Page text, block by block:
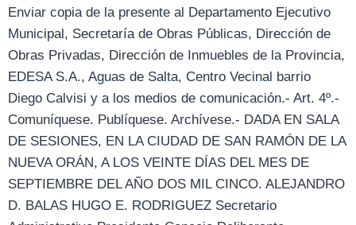
Enviar copia de la presente al Departamento Ejecutivo
Municipal, Secretaría de Obras Públicas, Dirección de
Obras Privadas, Dirección de Inmuebles de la Provincia,
EDESA S.A., Aguas de Salta, Centro Vecinal barrio
Diego Calvisi y a los medios de comunicación.- Art. 4º.-
Comuníquese. Publíquese. Archívese.- DADA EN SALA
DE SESIONES, EN LA CIUDAD DE SAN RAMÓN DE LA
NUEVA ORÁN, A LOS VEINTE DÍAS DEL MES DE
SEPTIEMBRE DEL AÑO DOS MIL CINCO. ALEJANDRO
D. BALAS HUGO E. RODRIGUEZ Secretario